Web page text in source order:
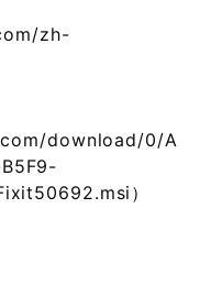
zh-
download/0/A
）